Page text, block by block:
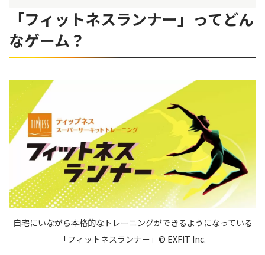
トレーニングに集中できる
楽しくトレーニングできて、しかも効率的！
ウォーミングアップ＆クールダウンもあり
「フィットネスランナー」をもっと楽しむためのコツ！
「フィットネスランナー」はこんな人におすすめのゲーム！
「フィットネスランナー」はトレーニング方法がわからない
方、運動目的を叶えたい方におすすめの本格宅トレゲーム
ティップネス監修 Nintendo Switchソフト「フィットネス
ランナー」
「フィットネスランナー」ってどん
なゲーム？
自宅にいながら本格的なトレーニングができるようになっている
「フィットネスランナー」© EXFIT Inc.